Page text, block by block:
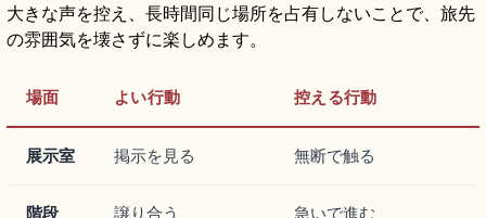
大きな声を控え、長時間同じ場所を占有しないことで、旅先
の雰囲気を壊さずに楽しめます。
場面 よい行動 控える行動
展示室 掲示を見る 無断で触る
階段 譲り合う 急いで進む